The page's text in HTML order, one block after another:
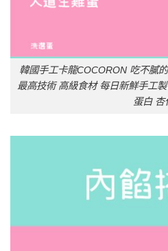
韓國手工卡龍COCORON 吃不膩
最高技術 高級食材 每日新鮮手工
蛋白 杏